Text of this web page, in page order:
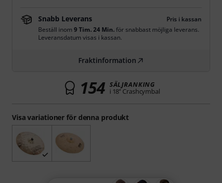
Visa variationer för denna produkt
Snabb Leverans
Pris i kassan
Beställ inom 9 Tim. 24 Min.för snabbast möjliga leverans.
Leveransdatum visas i kassan.
Fraktinformation
154 SÄLJRANKING
i 18’’ Crashcymbal